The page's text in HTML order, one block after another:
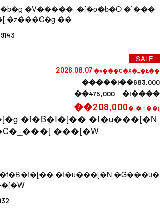
�V�����_�[�o�b�O �`���
�z���C�g ��
SALE
2026.08.07 �v���C�X�_�E��
�����i��683,000
��475,000 �l����
��208,000�i�ō��j
�I�u���[�N �G���u�